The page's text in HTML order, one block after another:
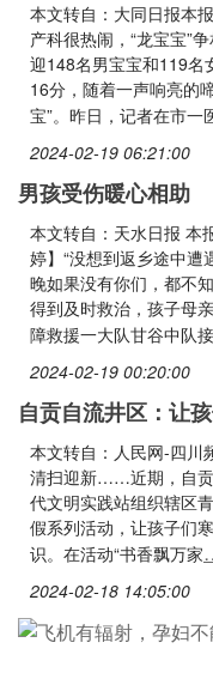
本文转自：大同日报本
产科很热闹，“龙宝宝”
迎148名男宝宝和119名
16分，随着一声响亮的
宝”。昨日，记者在市一
2024-02-19 06:21:00
男孩受伤暖心相助
本文转自：天水日报 本
婷】“没想到返乡途中
晚如果没有你们，都不
得到及时救治，孩子母
障救援一大队甘谷中队
2024-02-19 00:20:00
自贡自流井区：让
本文转自：人民网-四川
清扫迎新……近期，自贡
代文明实践站组织辖区
假系列活动，让孩子们
识。在活动“书香飘万家
2024-02-18 14:05:00